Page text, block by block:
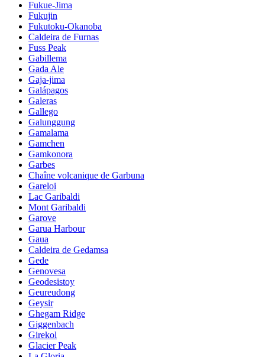
Fukue-Jima
Fukujin
Fukutoku-Okanoba
Caldeira de Furnas
Fuss Peak
Gabillema
Gada Ale
Gaja-jima
Galápagos
Galeras
Gallego
Galunggung
Gamalama
Gamchen
Gamkonora
Garbes
Chaîne volcanique de Garbuna
Gareloi
Lac Garibaldi
Mont Garibaldi
Garove
Garua Harbour
Gaua
Caldeira de Gedamsa
Gede
Genovesa
Geodesistoy
Geureudong
Geysir
Ghegam Ridge
Giggenbach
Girekol
Glacier Peak